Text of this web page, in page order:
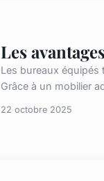
Les
Les bureaux
Grâce à un mobilier
22 octobre 2025